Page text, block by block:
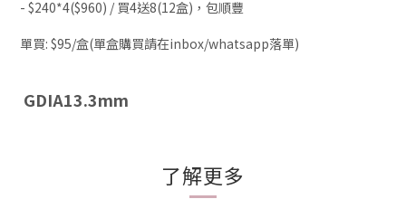
- $240*4($960) / 買4送8(12盒)，包順豐
單買: $95/盒(單盒購買請在inbox/whatsapp落單)
GDIA13.3mm
了解更多